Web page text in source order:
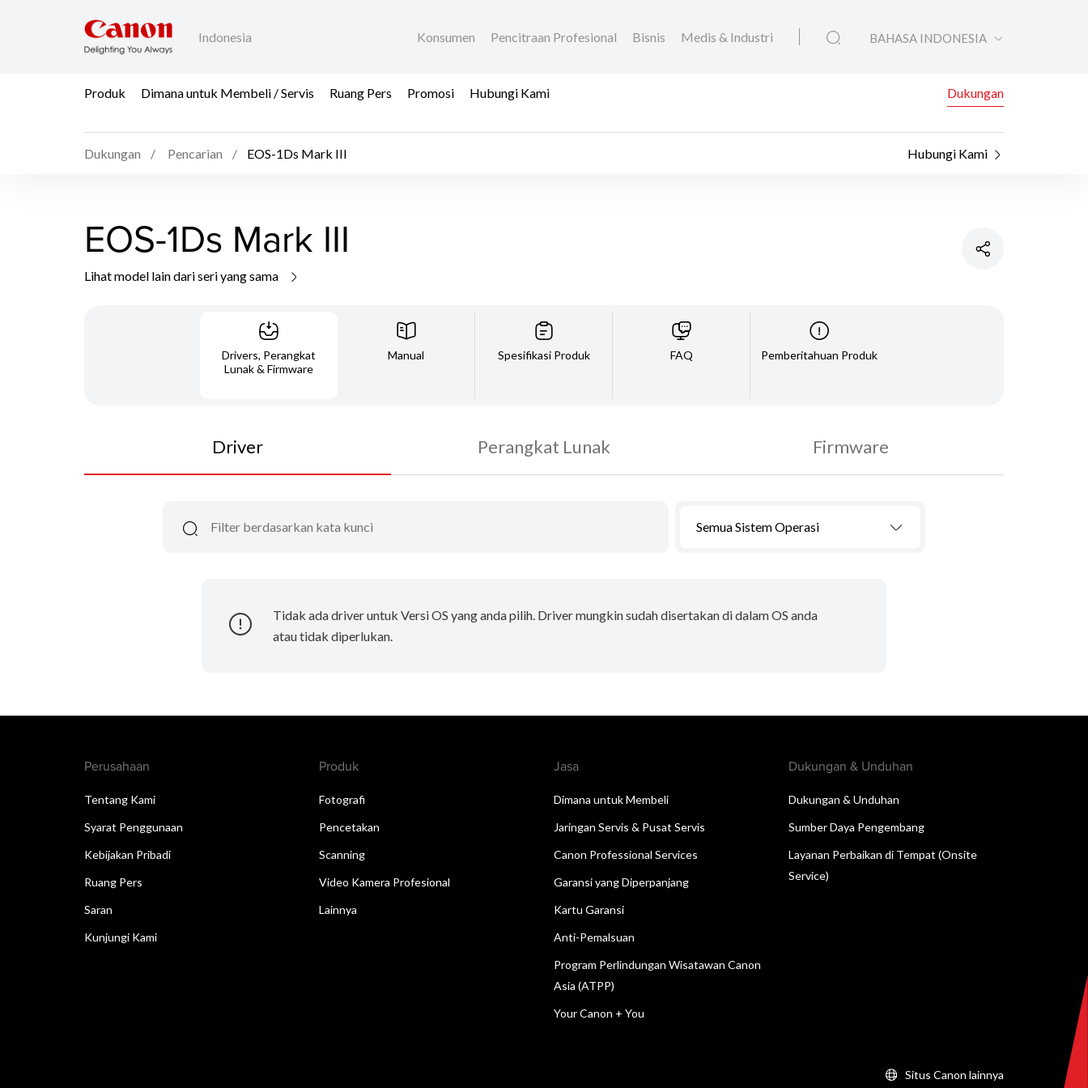
Indonesia Konsumen Pencitraan Profesional Bisnis Medis & Industri BAHASA INDONESIA
Produk Dimana untuk Membeli / Servis Ruang Pers Promosi Hubungi Kami Dukungan
Dukungan Pencarian EOS-1Ds Mark III Hubungi Kami
EOS-1Ds Mark III
Lihat model lain dari seri yang sama
Drivers, Perangkat
Lunak & Firmware
Manual Spesifikasi Produk FAQ Pemberitahuan Produk
Driver Perangkat Lunak Firmware
Semua Sistem Operasi
Tidak ada driver untuk Versi OS yang anda pilih. Driver mungkin sudah disertakan di dalam OS anda
atau tidak diperlukan.
Perusahaan
Tentang Kami
Syarat Penggunaan
Kebijakan Pribadi
Ruang Pers
Saran
Kunjungi Kami
Produk
Fotografi
Pencetakan
Scanning
Video Kamera Profesional
Lainnya
Jasa
Dimana untuk Membeli
Jaringan Servis & Pusat Servis
Canon Professional Services
Garansi yang Diperpanjang
Kartu Garansi
Anti-Pemalsuan
Program Perlindungan Wisatawan Canon
Asia (ATPP)
Your Canon + You
Dukungan & Unduhan
Dukungan & Unduhan
Sumber Daya Pengembang
Layanan Perbaikan di Tempat (Onsite
Service)
Situs Canon lainnya